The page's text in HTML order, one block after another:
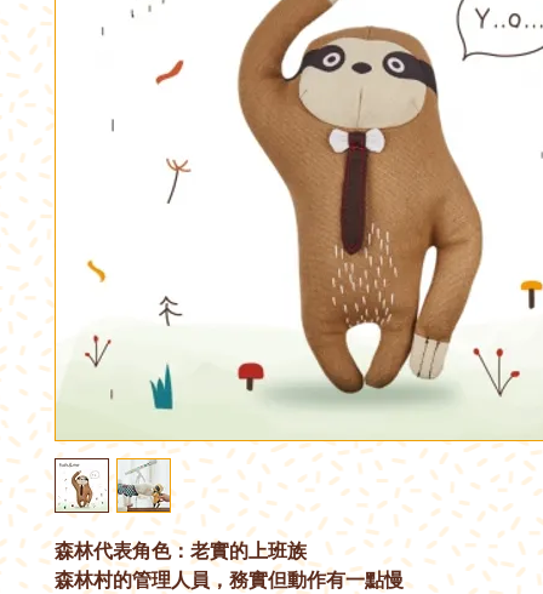
森林代表角色：老實的上班族
森林村的管理人員，務實但動作有一點慢